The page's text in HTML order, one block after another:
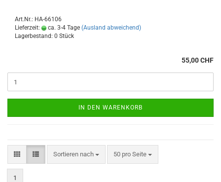
Art.Nr.: HA-66106
Lieferzeit:
ca. 3-4 Tage (Ausland abweichend)
Lagerbestand: 0 Stück
55,00 CHF
IN DEN WARENKORB
Sortieren nach
Sortieren nach 50 pro Seite
pro Seite
1